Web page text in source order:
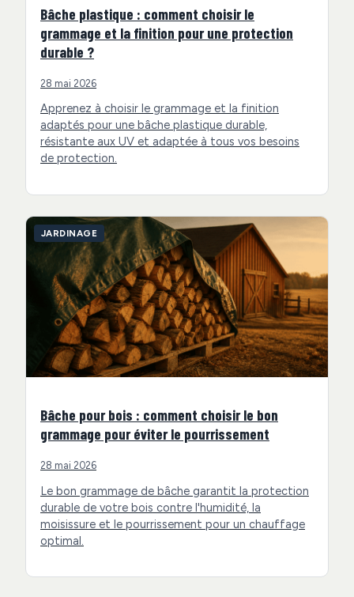
Bâche plastique : comment choisir le
grammage et la finition pour une protection
durable ?
28 mai 2026
Apprenez à choisir le grammage et la finition
adaptés pour une bâche plastique durable,
résistante aux UV et adaptée à tous vos besoins
de protection.
JARDINAGE
Bâche pour bois : comment choisir le bon
grammage pour éviter le pourrissement
28 mai 2026
Le bon grammage de bâche garantit la protection
durable de votre bois contre l'humidité, la
moisissure et le pourrissement pour un chauffage
optimal.